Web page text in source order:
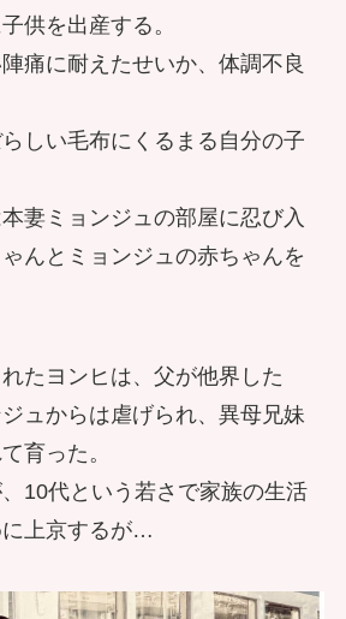
供を出産する。
痛に耐えたせいか、体調不良
しい毛布にくるまる自分の子
妻ミョンジュの部屋に忍び入
んとミョンジュの赤ちゃんを
たヨンヒは、父が他界した
ュからは虐げられ、異母兄妹
育った。
10代という若さで家族の生活
に上京するが…